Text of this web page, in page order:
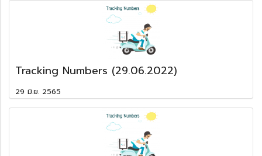
Tracking Numbers (29.06.2022)
29 มิ.ย. 2565